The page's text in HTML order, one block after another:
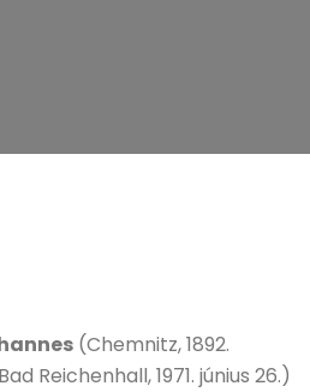
(Chemnitz, 1892.
Reichenhall, 1971. június 26.)